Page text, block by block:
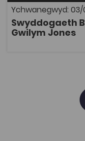
peth yn sicr, y
ar hyd yr oesau.
angen cyfrif Coleg
S4C. Mae modd
Cenedlaethol i gael
Ychwanegwyd:
Swyddogaeth
Gwilym Jones
AGOR